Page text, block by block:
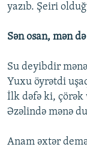
yazıb. Şeiri
Sən osan, mən
Su deyibdir
Yuхu öyrətdi
İlk dəfə ki, çörək
Əzəlində mənə
Anam əхtər